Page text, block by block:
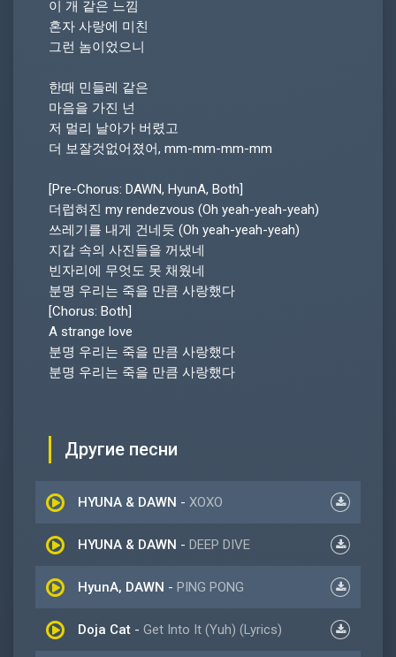
이 개 같은 느낌
혼자 사랑에 미친
그런 놈이었으니
한때 민들레 같은
마음을 가진 넌
저 멀리 날아가 버렸고
더 보잘것없어졌어, mm-mm-mm-mm
[Pre-Chorus: DAWN, HyunA, Both]
더럽혀진 my rendezvous (Oh yeah-yeah-yeah)
쓰레기를 내게 건네듯 (Oh yeah-yeah-yeah)
지갑 속의 사진들을 꺼냈네
빈자리에 무엇도 못 채웠네
분명 우리는 죽을 만큼 사랑했다
[Chorus: Both]
A strange love
분명 우리는 죽을 만큼 사랑했다
분명 우리는 죽을 만큼 사랑했다
Другие песни
HYUNA & DAWN - XOXO
HYUNA & DAWN - DEEP DIVE
HyunA, DAWN - PING PONG
Doja Cat - Get Into It (Yuh) (Lyrics)